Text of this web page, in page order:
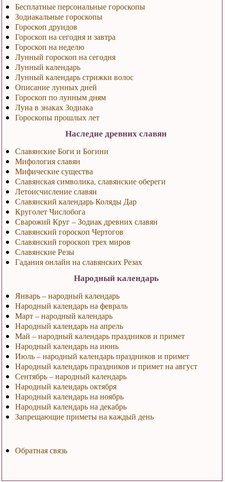
Бесплатные персональные гороскопы
Зодиакальные гороскопы
Гороскоп друидов
Гороскоп на сегодня и завтра
Гороскоп на неделю
Лунный гороскоп на сегодня
Лунный календарь
Лунный календарь стрижки волос
Описание лунных дней
Гороскоп по лунным дням
Луна в знаках Зодиака
Гороскопы прошлых лет
Наследие древних славян
Славянские Боги и Богини
Мифология славян
Мифические существа
Славянская символика, славянские обереги
Летоисчисление славян
Славянский календарь Коляды Дар
Круголет Числобога
Сварожий Круг – Зодиак древних славян
Славянский гороскоп Чертогов
Славянский гороскоп трех миров
Славянские Резы
Гадания онлайн на славянских Резах
Народный календарь
Январь – народный календарь
Народный календарь на февраль
Март – народный календарь
Народный календарь на апрель
Май – народный календарь праздников и примет
Народный календарь на июнь
Июль – народный календарь праздников и примет
Народный календарь праздников и примет на август
Сентябрь – народный календарь
Народный календарь октября
Народный календарь на ноябрь
Народный календарь на декабрь
Запрещающие приметы на каждый день
Обратная связь